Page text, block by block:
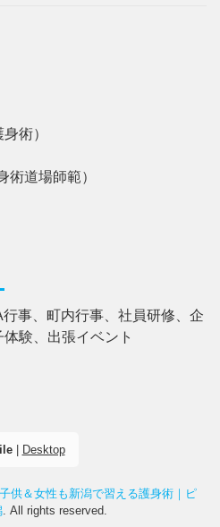
術）
道場師範）
事、町内行事、社員研修、企
験、出張イベント
| Desktop
供＆女性も新潟で習える護身術｜ピ
. All rights reserved.